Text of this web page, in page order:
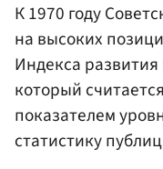
К 1970 году
на высоких
Индекса
который
показателем
статистику